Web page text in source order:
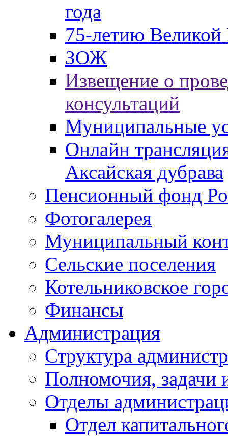
года
75-летию
ЗОЖ
Извещение о
консультаций
Муниципальные
Онлайн
Аксайская дубрава
Пенсионный фонд
Фотогалерея
Муниципальный
Сельские поселения
Котельниковское
Финансы
Администрация
Структура
Полномочия, задачи
Отделы
Отдел